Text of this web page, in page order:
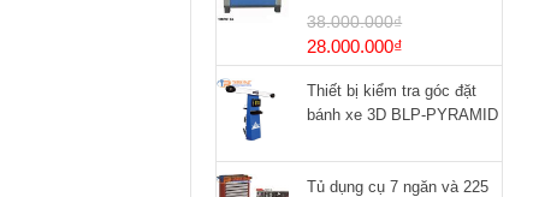
38.000.000₫
Giá
gốc
là:
38.000.000₫.
28.000.000₫
hiện
tại
là:
Thiết bị kiểm tra góc đặt
bánh xe 3D BLP-PYRAMID
Tủ dụng cụ 7 ngăn và 225